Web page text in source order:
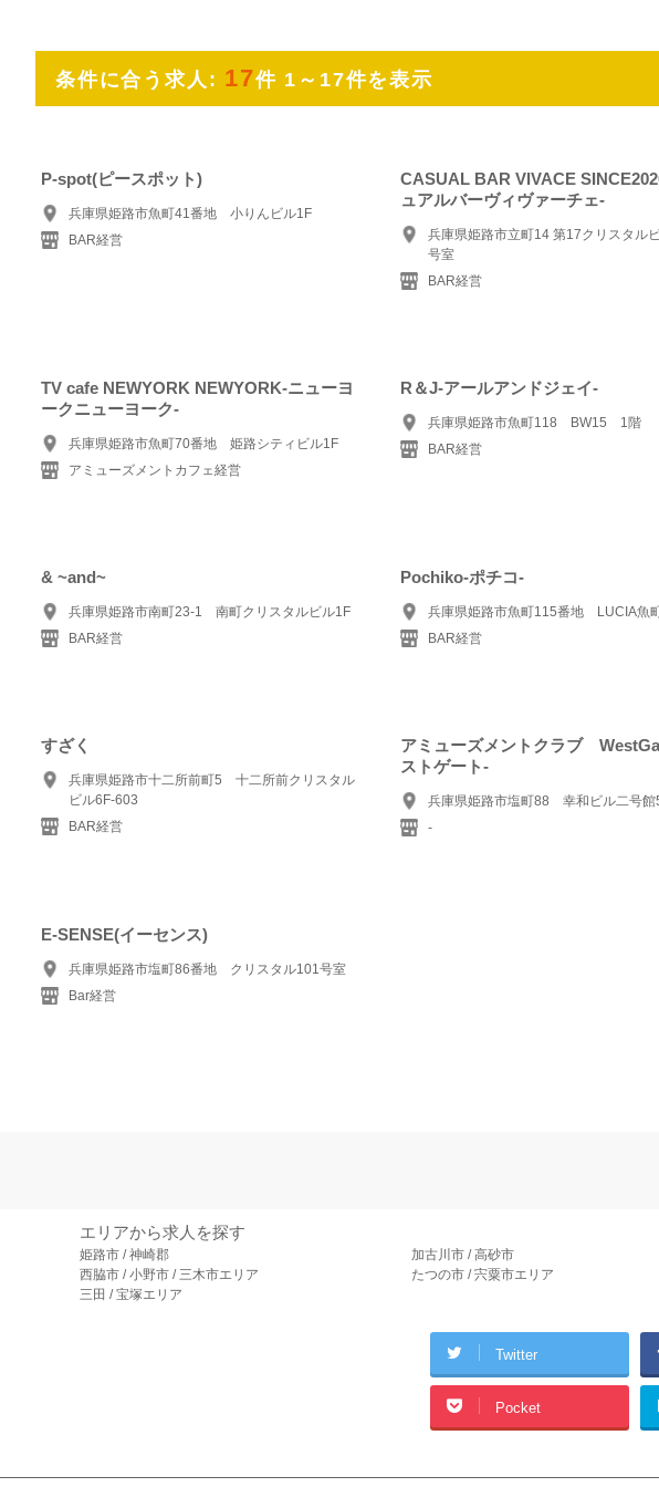
条件に合う求人: 17件 1～17件を表示
P-spot(ピースポット)
兵庫県姫路市魚町41番地 小りんビル1F
BAR経営
CASUAL BAR VIVACE
ュアルバーヴィヴァーチェ-
兵庫県姫路市立町14 第17クリスタル
号室
BAR経営
TV cafe NEWYORK NEWYORK-ニューヨ
ークニューヨーク-
兵庫県姫路市魚町70番地 姫路シティビル1F
アミューズメントカフェ経営
R＆J-アールアンドジェイ-
兵庫県姫路市魚町118 BW15 1階
BAR経営
& ~and~
兵庫県姫路市南町23-1 南町クリスタルビル1F
BAR経営
Pochiko-ポチコ-
兵庫県姫路市魚町115番地 LUCIA魚
BAR経営
すざく
兵庫県姫路市十二所前町5 十二所前クリスタル
ビル6F‐603
BAR経営
アミューズメントクラブ
ストゲート-
兵庫県姫路市塩町88 幸和ビル二号館
-
E-SENSE(イーセンス)
兵庫県姫路市塩町86番地 クリスタル101号室
Bar経営
エリアから求人を探す
姫路市 / 神崎郡 加古川市 / 高砂市
西脇市 / 小野市 / 三木市エリア
たつの市 / 宍粟市エリア
三田 / 宝塚エリア
Twitter
Pocket